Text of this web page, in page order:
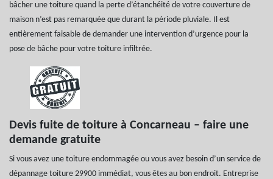
bâcher une toiture quand la perte d’étanchéité de votre couverture de
maison n’est pas remarquée que durant la période pluviale. Il est
entièrement faisable de demander une intervention d’urgence pour la
pose de bâche pour votre toiture infiltrée.
Devis fuite de toiture à Concarneau – faire une
demande gratuite
Si vous avez une toiture endommagée ou vous avez besoin d’un service de
dépannage toiture 29900 immédiat, vous êtes au bon endroit. Entreprise